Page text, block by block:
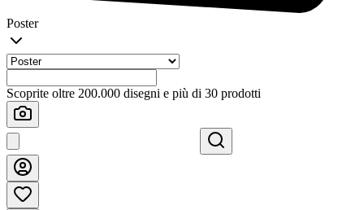
Poster
Scoprite oltre 200.000 disegni e più di 30 prodotti